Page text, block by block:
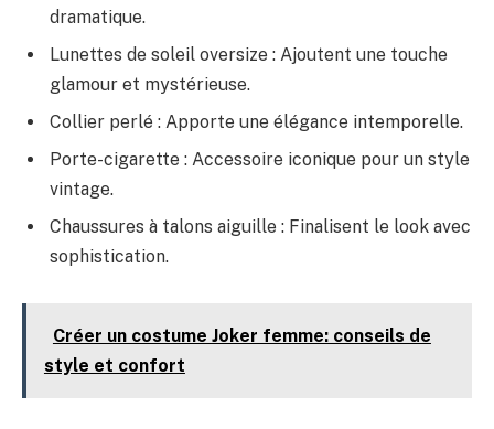
dramatique.
Lunettes de soleil oversize : Ajoutent une touche
glamour et mystérieuse.
Collier perlé : Apporte une élégance intemporelle.
Porte-cigarette : Accessoire iconique pour un style
vintage.
Chaussures à talons aiguille : Finalisent le look avec
sophistication.
Créer un costume Joker femme: conseils de
style et confort